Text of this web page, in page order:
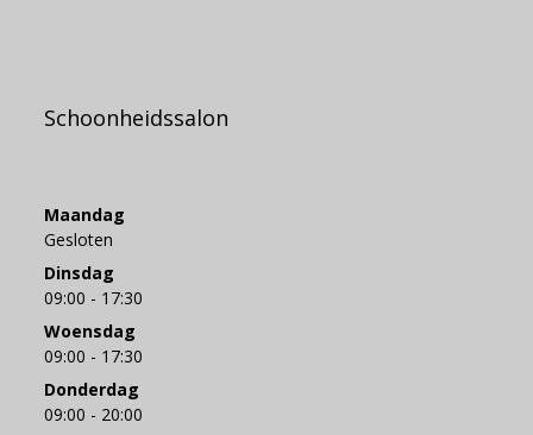
Schoonheidssalon
Maandag
Gesloten
Dinsdag
09:00 - 17:30
Woensdag
09:00 - 17:30
Donderdag
09:00 - 20:00